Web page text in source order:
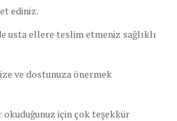
ediniz.
usta ellere teslim etmeniz sağlıklı
ve dostunuza önermek
için çok teşekkür